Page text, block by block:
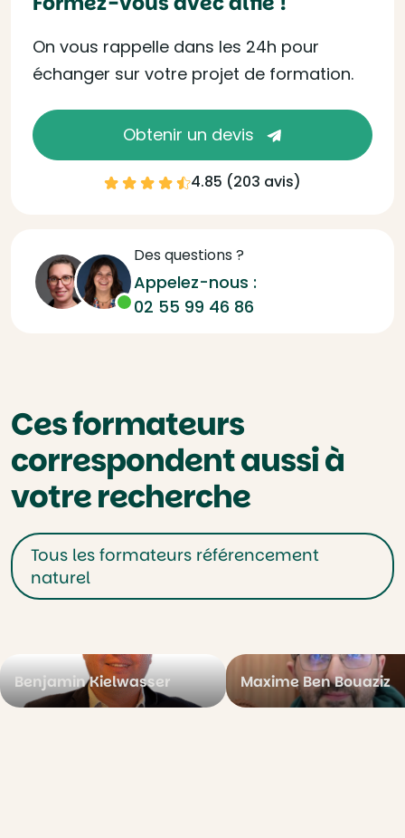
On vous rappelle dans les 24h pour
échanger sur votre projet de formation.
Obtenir un devis
4.85 (203 avis)
Des questions ?
Appelez-nous :
02 55 99 46 86
Ces formateurs
correspondent aussi à
votre recherche
Tous les formateurs référencement
naturel
Benjamin Kielwasser Maxime Ben Bouaziz